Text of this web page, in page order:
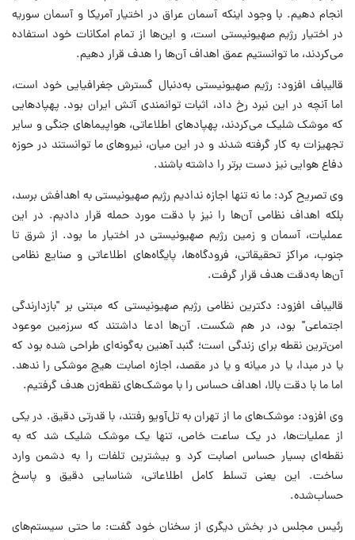
انجام دهیم. با وجود اینکه آسمان عراق در اختیار آمریکا و آسمان سوریه
در اختیار رژیم صهیونیستی است، و این‌ها از تمام امکانات خود استفاده
می‌کردند، ما توانستیم عمق اهداف آن‌ها را هدف قرار دهیم.
قالیباف افزود: رژیم صهیونیستی به‌دنبال گسترش جغرافیایی خود است،
اما آنچه در این نبرد رخ داد، اثبات توانمندی آتش ایران بود. پهپادهایی
که موشک شلیک می‌کردند، پهپادهای اطلاعاتی، هواپیماهای جنگی و سایر
تجهیزات به کار گرفته شدند و در این میان، نیروهای ما توانستند در حوزه
دفاع هوایی نیز دست برتر را داشته باشند.
وی تصریح کرد: ما نه تنها اجازه ندادیم رژیم صهیونیستی به اهدافش برسد،
بلکه اهداف نظامی آن‌ها را نیز با دقت مورد حمله قرار دادیم. در این
عملیات، آسمان و زمین رژیم صهیونیستی در اختیار ما بود. از شرق تا
جنوب، مراکز تحقیقاتی، فرودگاه‌ها، پایگاه‌های اطلاعاتی و صنایع نظامی
آن‌ها به‌دقت هدف قرار گرفت.
قالیباف افزود: دکترین نظامی رژیم صهیونیستی که مبتنی بر "بازدارندگی
اجتماعی" بود، در هم شکست. آن‌ها ادعا داشتند که سرزمین موعود
امن‌ترین نقطه برای زندگی است؛ گنبد آهنین به‌گونه‌ای طراحی شده بود که
یا در مبدا، یا در میانه و یا در مقصد، اجازه اصابت هیچ موشکی را ندهد.
اما ما با دقت بالا، اهداف حساس را با موشک‌های نقطه‌زن هدف گرفتیم.
وی افزود: موشک‌های ما از تهران به تل‌آویو رفتند، با قدرتی دقیق. در یکی
از عملیات‌ها، در یک ساعت خاص، تنها یک موشک شلیک شد که به
نقطه‌ای بسیار حساس اصابت کرد و بیشترین تلفات را به دشمن وارد
ساخت. این یعنی تسلط کامل اطلاعاتی، شناسایی دقیق و پاسخ
حساب‌شده.
رئیس مجلس در بخش دیگری از سخنان خود گفت: ما حتی سیستم‌های